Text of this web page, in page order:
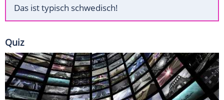
Das ist typisch schwedisch!
Quiz